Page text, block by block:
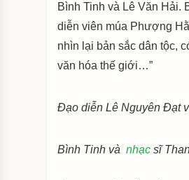
Bình Tinh và Lê Văn Hải.
diễn viên múa Phượng
nhìn lại bản sắc dân tộc,
văn hóa thế giới…”
Đạo diễn Lê Nguyên Đạt
Bình Tinh và nhạc sĩ